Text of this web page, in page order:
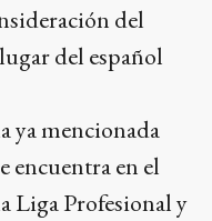
del
del español
ya mencionada
encuentra en el
Liga Profesional y